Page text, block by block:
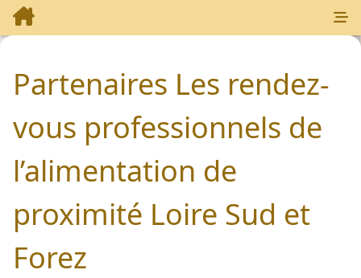
Partenaires Les rendez-
vous professionnels de
l’alimentation de
proximité Loire Sud et
Forez